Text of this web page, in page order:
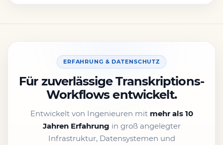
ERFAHRUNG & DATENSCHUTZ
Für zuverlässige Transkriptions-
Workflows entwickelt.
Entwickelt von Ingenieuren mit mehr als 10
Jahren Erfahrung in groß angelegter
Infrastruktur, Datensystemen und